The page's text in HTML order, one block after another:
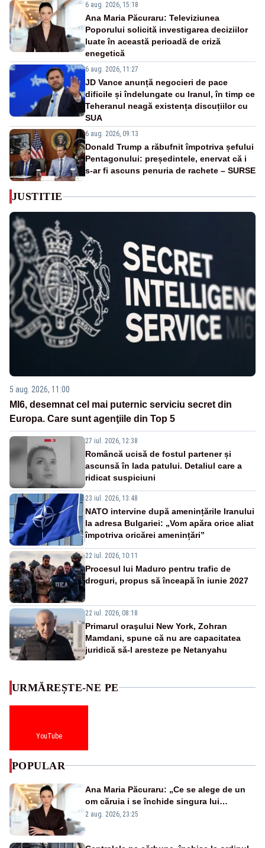
6 aug. 2026, 15:18
Ana Maria Păcuraru: Televiziunea
Poporului solicită investigarea deciziilor
luate în această perioadă de criză
enegetică
6 aug. 2026, 11:27
JD Vance anunță negocieri de pace
dificile și îndelungate cu Iranul, în timp ce
Teheranul neagă existența discuțiilor cu
SUA
6 aug. 2026, 09:13
Donald Trump a răbufnit împotriva șefului
Pentagonului: președintele, enervat că i
s-ar fi ascuns penuria de rachete – SURSE
JUSTITIE
5 aug. 2026, 11:00
MI6, desemnat cel mai puternic serviciu secret din
Europa. Care sunt agenţiile din Top 5
27 iul. 2026, 12:38
Româncă ucisă de fostul partener și
ascunsă în lada patului. Detaliul care a
ridicat suspiciuni
23 iul. 2026, 13:48
NATO intervine după amenințările Iranului
la adresa Bulgariei: „Vom apăra orice aliat
împotriva oricărei amenințări”
22 iul. 2026, 10:11
Procesul lui Maduro pentru trafic de
droguri, propus să înceapă în iunie 2027
22 iul. 2026, 08:18
Primarul oraşului New York, Zohran
Mamdani, spune că nu are capacitatea
juridică să-l aresteze pe Netanyahu
URMĂREȘTE-NE PE
YouTube
POPULAR
Ana Maria Păcuraru: „Ce se alege de un
om căruia i se închide singura lui
portiță?”
2 aug. 2026, 23:25